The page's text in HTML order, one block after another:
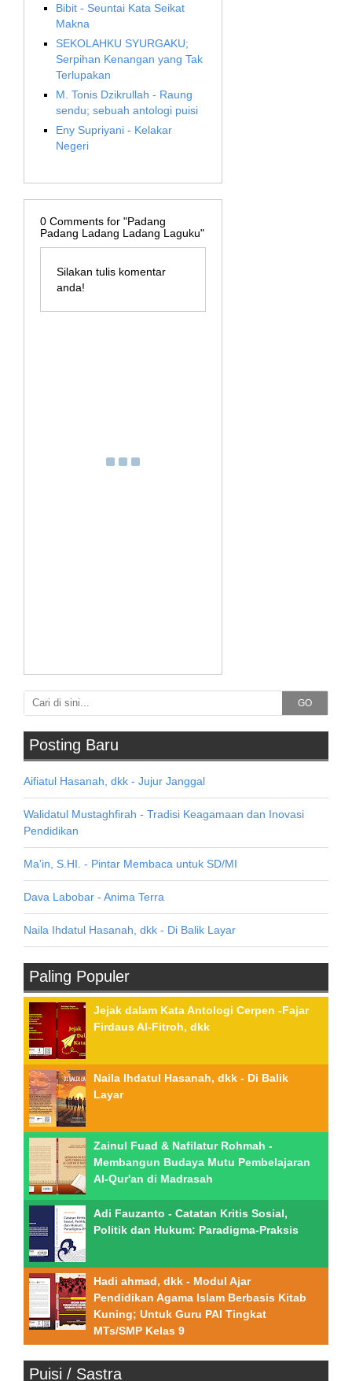
Bibit - Seuntai Kata Seikat
Makna
SEKOLAHKU SYURGAKU;
Serpihan Kenangan yang Tak
Terlupakan
M. Tonis Dzikrullah - Raung
sendu; sebuah antologi puisi
Eny Supriyani - Kelakar
Negeri
0 Comments for "Padang
Padang Ladang Ladang Laguku"
Silakan tulis komentar
anda!
GO
Posting Baru
Aifiatul Hasanah, dkk - Jujur Janggal
Walidatul Mustaghfirah - Tradisi Keagamaan dan Inovasi
Pendidikan
Ma'in, S.HI. - Pintar Membaca untuk SD/MI
Dava Labobar - Anima Terra
Naila Ihdatul Hasanah, dkk - Di Balik Layar
Paling Populer
Jejak dalam Kata Antologi Cerpen -Fajar
Firdaus Al-Fitroh, dkk
Naila Ihdatul Hasanah, dkk - Di Balik
Layar
Zainul Fuad & Nafilatur Rohmah -
Membangun Budaya Mutu Pembelajaran
Al-Qur'an di Madrasah
Adi Fauzanto - Catatan Kritis Sosial,
Politik dan Hukum: Paradigma-Praksis
Hadi ahmad, dkk - Modul Ajar
Pendidikan Agama Islam Berbasis Kitab
Kuning; Untuk Guru PAI Tingkat
MTs/SMP Kelas 9
Puisi / Sastra